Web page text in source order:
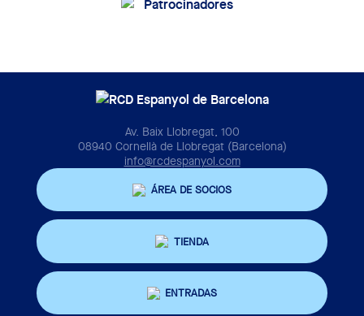
Av. Baix Llobregat, 100
08940 Cornellà de Llobregat (Barcelona)
info@rcdespanyol.com
ÁREA DE SOCIOS
TIENDA
ENTRADAS